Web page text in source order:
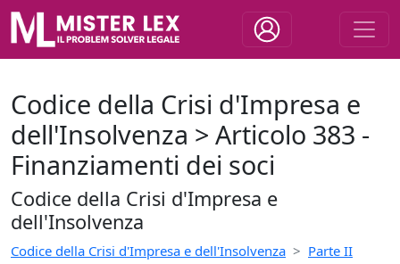
Codice della Crisi d'Impresa e
dell'Insolvenza > Articolo 383 -
Finanziamenti dei soci
Codice della Crisi d'Impresa e
dell'Insolvenza
Codice della Crisi d'Impresa e dell'Insolvenza
Parte II